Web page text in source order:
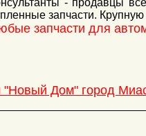
- продавцы
запчасти.
запчасти для
"Новый Дом" город